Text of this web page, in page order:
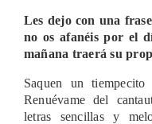
Les dejo con una
no os afanéis por el
mañana traerá su
Saquen un
Renuévame del
letras sencillas y